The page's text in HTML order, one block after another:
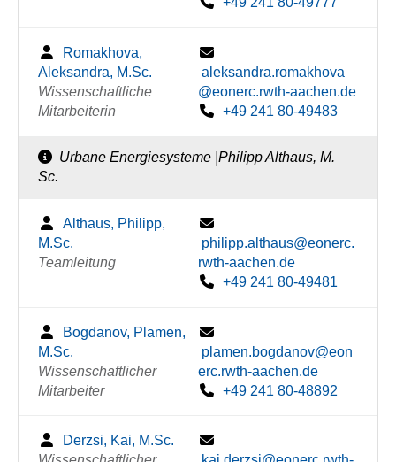
Romakhova,
Aleksandra, M.Sc.
Wissenschaftliche
Mitarbeiterin
aleksandra.romakhova
@eonerc.rwth-aachen.de
+49 241 80-49483
Urbane Energiesysteme |Philipp Althaus, M.
Sc.
Althaus, Philipp,
M.Sc.
Teamleitung
philipp.althaus@eonerc.
rwth-aachen.de
+49 241 80-49481
Bogdanov, Plamen,
M.Sc.
Wissenschaftlicher
Mitarbeiter
plamen.bogdanov@eon
erc.rwth-aachen.de
+49 241 80-48892
Derzsi, Kai, M.Sc.